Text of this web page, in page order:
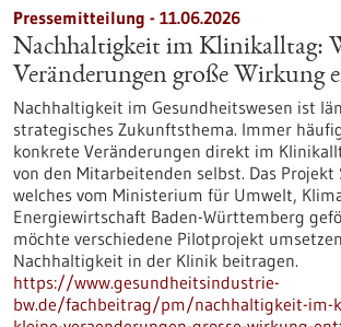
Pressemitteilung - 11.06.2026
Nachhaltigkeit im Klinikalltag:
Veränderungen große Wirkung
Nachhaltigkeit im Gesundheitswesen ist
strategisches Zukunftsthema. Immer
konkrete Veränderungen direkt im
von den Mitarbeitenden selbst. Das Projekt
welches vom Ministerium für Umwelt,
Energiewirtschaft Baden-Württemberg
möchte verschiedene Pilotprojekt
Nachhaltigkeit in der Klinik beitragen.
https://www.gesundheitsindustrie-
bw.de/fachbeitrag/pm/nachhaltigkeit-im-